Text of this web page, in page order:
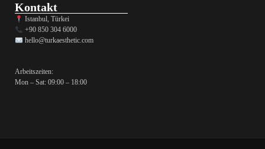
Kontakt
Istanbul, Türkei
+90 850 304 6000
hello@turkaesthetic.com
Arbeitszeiten:
Mon – Sat: 09:00 – 18:00